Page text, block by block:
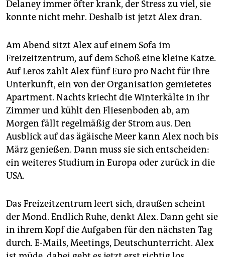
Delaney immer öfter krank, der Stress zu viel, sie
konnte nicht mehr. Deshalb ist jetzt Alex dran.
Am Abend sitzt Alex auf einem Sofa im
Freizeitzentrum, auf dem Schoß eine kleine Katze.
Auf Leros zahlt Alex fünf Euro pro Nacht für ihre
Unterkunft, ein von der Organisation gemietetes
Apartment. Nachts kriecht die Winterkälte in ihr
Zimmer und kühlt den Fliesenboden ab, am
Morgen fällt regelmäßig der Strom aus. Den
Ausblick auf das ägäische Meer kann Alex noch bis
März genießen. Dann muss sie sich entscheiden:
ein weiteres Studium in Europa oder zurück in die
USA.
Das Freizeitzentrum leert sich, draußen scheint
der Mond. Endlich Ruhe, denkt Alex. Dann geht sie
in ihrem Kopf die Aufgaben für den nächsten Tag
durch. E-Mails, Meetings, Deutschunterricht. Alex